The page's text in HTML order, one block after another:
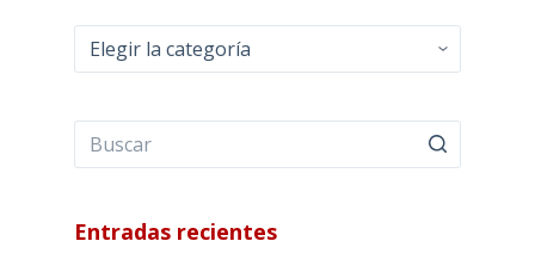
Categorías
Entradas recientes